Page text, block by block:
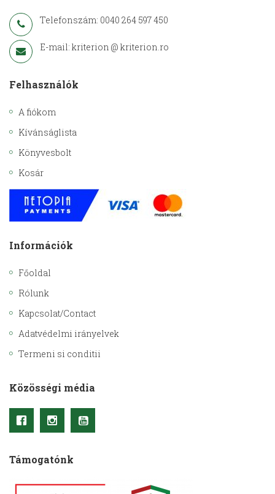
Telefonszám: 0040 264 597 450
E-mail: kriterion @ kriterion.ro
Felhasználók
A fiókom
Kívánságlista
Könyvesbolt
Kosár
Információk
Főoldal
Rólunk
Kapcsolat/Contact
Adatvédelmi irányelvek
Termeni si conditii
Közösségi média
Támogatónk